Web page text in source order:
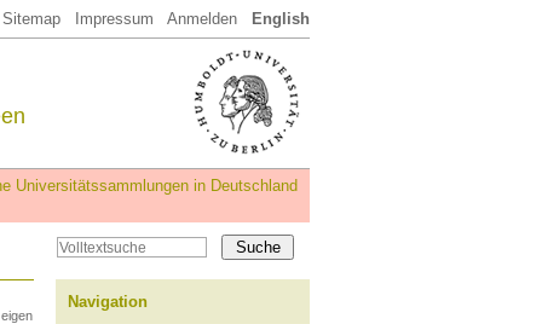
Sitemap Impressum Anmelden English
Universitätssammlungen in Deutschland
Navigation